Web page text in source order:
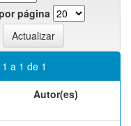
página
a 1 de 1
Autor(es)